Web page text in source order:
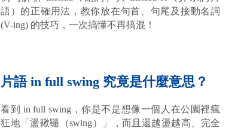
語）的正確用法，教你放在句首、句尾及接動名詞
(V-ing) 的技巧，一次搞懂不再搞混！
片語 in full swing 究竟是什麼意思？
看到 in full swing，你是不是想像一個人在公園裡瘋
狂地「盪鞦韆（swing）」，而且還越盪越高、完全